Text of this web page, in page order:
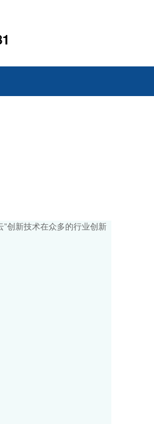
创新技术在众多的行业创新